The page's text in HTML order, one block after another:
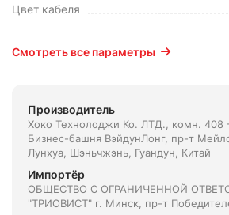
Цвет кабеля
Смотреть все параметры
Производитель
Хоко Технолоджи Ко. ЛТД., комн. 408 -
Бизнес-башня ВэйдунЛонг, пр-т
Лунхуа, Шэньчжэнь, Гуандун, Китай
Импортёр
ОБЩЕСТВО С ОГРАНИЧЕННОЙ
"ТРИОВИСТ" г. Минск, пр-т